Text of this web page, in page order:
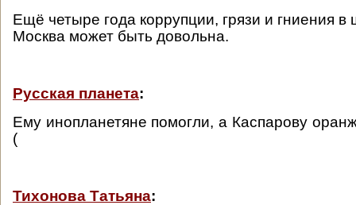
Ещё четыре года коррупции, грязи и гниения в
Москва может быть довольна.
Русская планета:
Ему инопланетяне помогли, а Каспарову
(
Тихонова Татьяна: